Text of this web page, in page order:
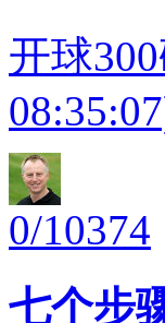
开球
0/10374
七个步